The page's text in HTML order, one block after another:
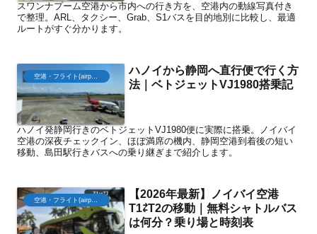
スワンナプーム空港から市内への行き方を、空港内の動線写真付き
で整理。ARL、タクシー、Grab、S1バスを目的地別に比較し、最適
ルートがすぐ分かります。
空港・フライト(airport)
ハノイから静岡へ直行便で行く方
法｜ベトジェットVJ1980搭乗記
ハノイ発静岡行きのベトジェットVJ1980便に実際に搭乗。ノイバイ
空港の深夜チェックイン、ほぼ満席の機内、静岡空港到着後の短い
移動、島田駅行きバスへの乗り継ぎまで紹介します。
空港・フライト(airport)
【2026年最新】ノイバイ空港
T1⇄T2の移動｜無料シャトルバス
は何分？乗り場と時刻表